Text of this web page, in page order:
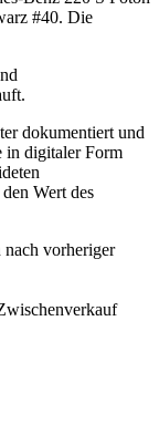
#40. Die
dokumentiert und
in digitaler Form
Wert des
nach vorheriger